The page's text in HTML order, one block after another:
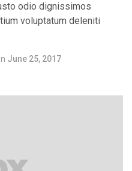
odio dignissimos
voluptatum deleniti
June 25, 2017